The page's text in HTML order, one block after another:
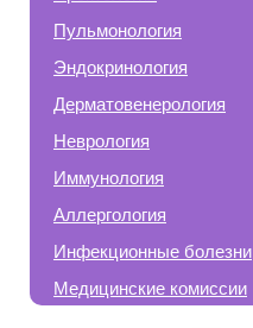
Пульмонология
Эндокринология
Дерматовенерология
Неврология
Иммунология
Аллергология
Инфекционные болезни
Медицинские комиссии